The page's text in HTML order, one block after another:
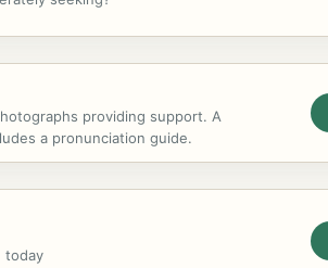
providing support. A
a pronunciation guide.
today